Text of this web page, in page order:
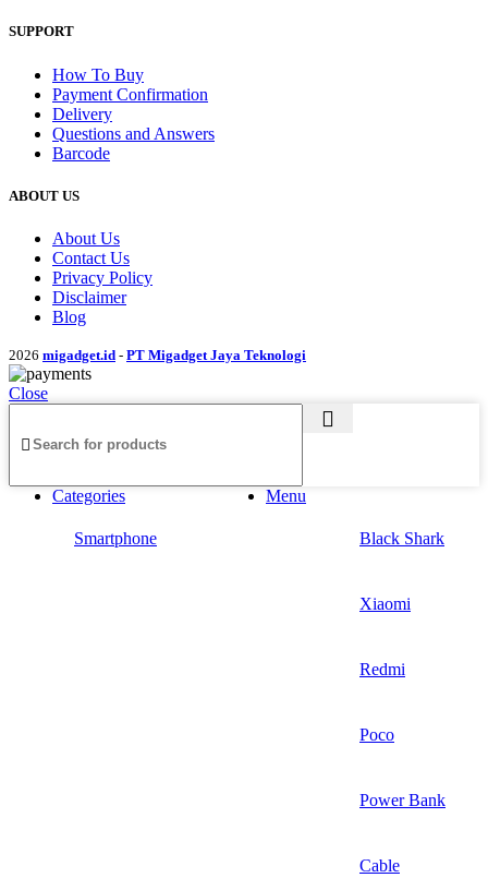
SUPPORT
How To Buy
Payment Confirmation
Delivery
Questions and Answers
Barcode
ABOUT US
About Us
Contact Us
Privacy Policy
Disclaimer
Blog
2026 migadget.id - PT Migadget Jaya Teknologi
Close
Menu
Categories
Smartphone Black Shark
Xiaomi
Redmi
Poco
Power Bank
Cable